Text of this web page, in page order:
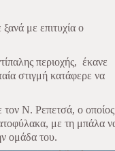
με επιτυχία ο
περιοχής, έκανε
στιγμή κατάφερε να
Ν. Ρεπετσά, ο οποίος
με τη μπάλα
ομάδα του.